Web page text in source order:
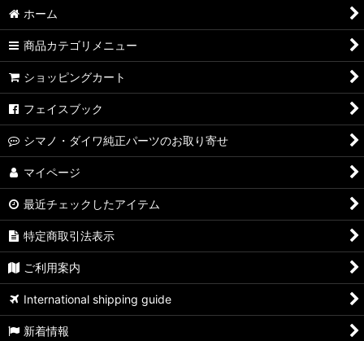
ホーム
商品カテゴリメニュー
ショッピングカート
フェイスブック
シマノ・ダイワ純正パーツのお取り寄せ
マイページ
最近チェックしたアイテム
特定商取引法表示
ご利用案内
International shipping guide
新着情報